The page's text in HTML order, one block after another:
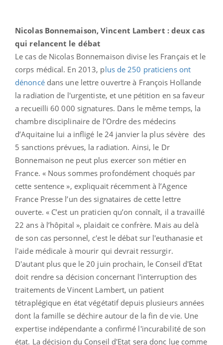
Nicolas Bonnemaison, Vincent Lambert : deux cas
qui relancent le débat
Le cas de Nicolas Bonnemaison divise les Français et le
corps médical. En 2013, plus de 250 praticiens ont
dénoncédans une lettre ouvertre à François Hollande
la radiation de l'urgentiste, et une pétition en sa faveur
a recueilli 60 000 signatures. Dans le même temps, la
chambre disciplinaire de l’Ordre des médecins
d’Aquitaine lui a infligé le 24 janvier la plus sévère des
5 sanctions prévues, la radiation. Ainsi, le Dr
Bonnemaison ne peut plus exercer son métier en
France. « Nous sommes profondément choqués par
cette sentence », expliquait récemment à l’Agence
France Presse l’un des signataires de cette lettre
ouverte. « C’est un praticien qu’on connaît, il a travaillé
22 ans à l’hôpital », plaidait ce confrère. Mais au delà
de son cas personnel, c'est le débat sur l'euthanasie et
l'aide médicale à mourir qui devrait ressurgir.
D'autant plus que le 20 juin prochain, le Conseil d'Etat
doit rendre sa décision concernant l'interruption des
traitements de Vincent Lambert, un patient
tétraplégique en état végétatif depuis plusieurs années
dont la famille se déchire autour de la fin de vie. Une
expertise indépendante a confirmé l'incurabilité de son
état. La décision du Conseil d'Etat sera donc lue comme